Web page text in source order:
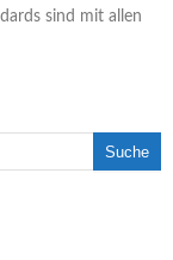
sind mit allen